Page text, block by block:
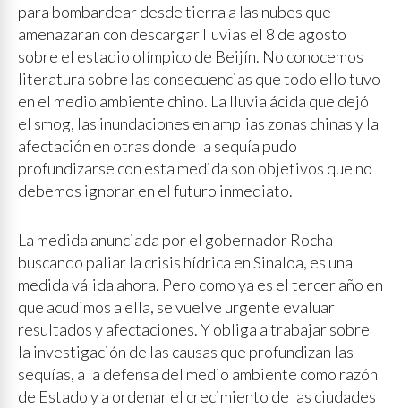
para bombardear desde tierra a las nubes que
amenazaran con descargar lluvias el 8 de agosto
sobre el estadio olímpico de Beijín. No conocemos
literatura sobre las consecuencias que todo ello tuvo
en el medio ambiente chino. La lluvia ácida que dejó
el smog, las inundaciones en amplias zonas chinas y la
afectación en otras donde la sequía pudo
profundizarse con esta medida son objetivos que no
debemos ignorar en el futuro inmediato.
La medida anunciada por el gobernador Rocha
buscando paliar la crisis hídrica en Sinaloa, es una
medida válida ahora. Pero como ya es el tercer año en
que acudimos a ella, se vuelve urgente evaluar
resultados y afectaciones. Y obliga a trabajar sobre
la investigación de las causas que profundizan las
sequías, a la defensa del medio ambiente como razón
de Estado y a ordenar el crecimiento de las ciudades